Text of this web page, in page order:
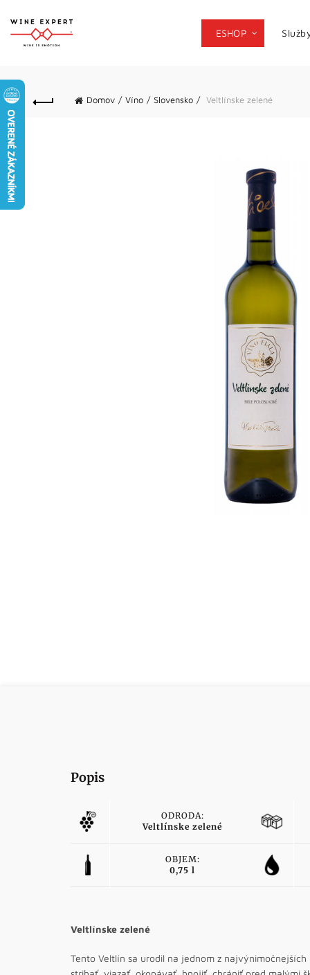
ESHOP
Domov Víno Slovensko Veltlínske zelené
Popis
ODRODA:
Veltlínske zelené
OBJEM:
0,75 l
Veltlínske zelené
Tento Veltlín sa urodil na jednom z